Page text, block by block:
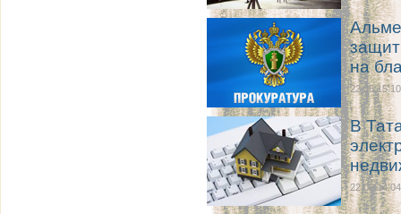
на
22.06 15:10
В
22.06 14:04